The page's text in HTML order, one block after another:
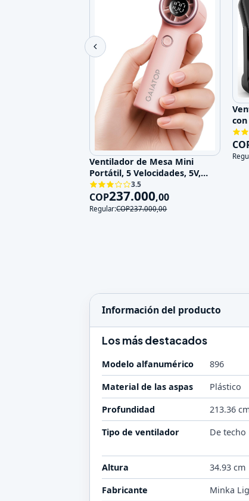
Ventilador de Mesa Mini
Portátil, 5 Velocidades, 5V,
Recargable
3.5
COP237.000,00
Regular:COP237.000,00
Información del producto
Los más destacados
Modelo alfanumérico 896
Material de las aspas
Plástico
Profundidad
213.36
Tipo de ventilador
De techo
Altura 34.93 cm
Fabricante
Minka